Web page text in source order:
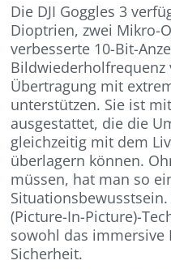
Die DJI Goggles 3
Dioptrien, zwei Mikro-
verbesserte 10-Bit-
Bildwiederholfrequenz
Übertragung mit
unterstützen. Sie ist
ausgestattet, die die
gleichzeitig mit dem
überlagern können.
müssen, hat man so
Situationsbewusstsein.
(Picture-In-Picture)-
sowohl das immersive
Sicherheit.